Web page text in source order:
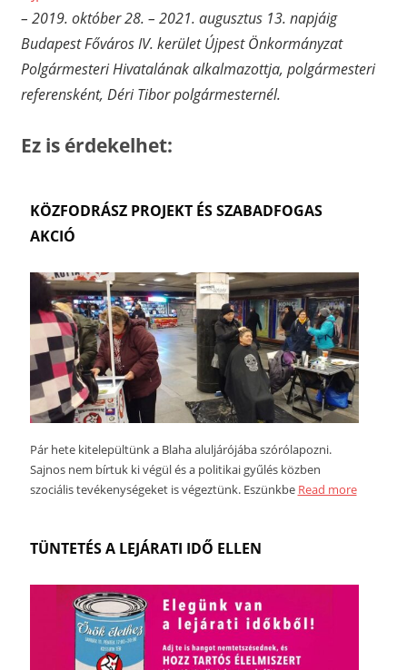
– 2019. október 28. – 2021. augusztus 13. napjáig
Budapest Főváros IV. kerület Újpest Önkormányzat
Polgármesteri Hivatalának alkalmazottja, polgármesteri
referensként, Déri Tibor polgármesternél.
Ez is érdekelhet:
KÖZFODRÁSZ PROJEKT ÉS SZABADFOGAS
AKCIÓ
Pár hete kitelepültünk a Blaha aluljárójába szórólapozni.
Sajnos nem bírtuk ki végül és a politikai gyűlés közben
szociális tevékenységeket is végeztünk. Eszünkbe Read more
TÜNTETÉS A LEJÁRATI IDŐ ELLEN